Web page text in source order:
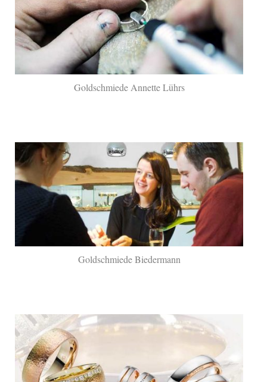
Goldschmiede Annette Lührs
Goldschmiede Biedermann